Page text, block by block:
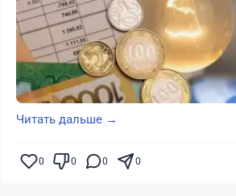
Читать дальше →
0 0 0 0